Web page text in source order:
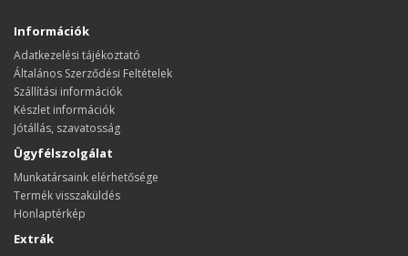
Információk
Adatkezelési tájékoztató
Általános Szerződési Feltételek
Szállítási információk
Készlet információk
Jótállás, szavatosság
Ügyfélszolgálat
Munkatársaink elérhetősége
Termék visszaküldés
Honlaptérkép
Extrák